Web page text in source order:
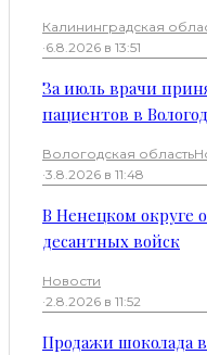
Калининградская
·6.8.2026 в 13:51
За июль врачи
пациентов в
Вологодская область
·3.8.2026 в 11:48
В Ненецком округе
десантных войск
Новости
·2.8.2026 в 11:52
Продажи шоколада